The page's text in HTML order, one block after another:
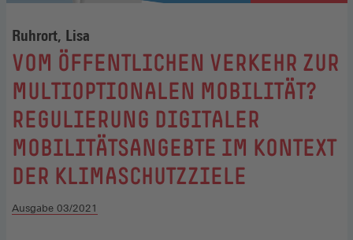
Ruhrort, Lisa
:
VOM ÖFFENTLICHEN VERKEHR ZUR
MULTI­OPTIONALEN MOBILITÄT?
REGULIERUNG DIGITALER
MOBILITÄTSANGEBTE IM KONTEXT
DER KLIMASCHUTZZIELE
Ausgabe 03/2021